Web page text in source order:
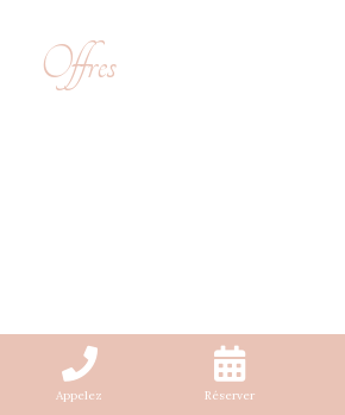
Appelez Réserver
Offres